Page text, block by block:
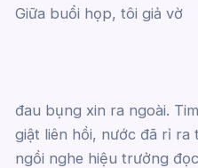
Giữa buổi họp, tôi giả vờ
đau bụng xin ra ngoài.
giật liên hồi, nước đã rỉ
ngồi nghe hiệu trưởng